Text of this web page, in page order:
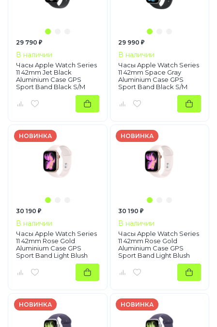
29 790 ₽
В наличии
Часы Apple Watch Series
11 42mm Jet Black
Aluminium Case GPS
Sport Band Black S/M
29 990 ₽
В наличии
Часы Apple Watch Series
11 42mm Space Gray
Aluminium Case GPS
Sport Band Black S/M
НОВИНКА
30 190 ₽
В наличии
Часы Apple Watch Series
11 42mm Rose Gold
Aluminium Case GPS
Sport Band Light Blush
НОВИНКА
30 190 ₽
В наличии
Часы Apple Watch Series
11 42mm Rose Gold
Aluminium Case GPS
Sport Band Light Blush
НОВИНКА НОВИНКА